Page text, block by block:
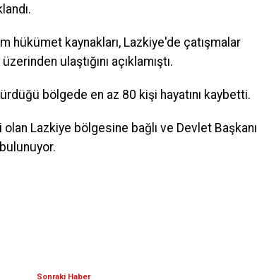
hükümet kaynakları, Lazkiye'de çatışmalar
ulaştığını açıklamıştı.
bölgede en az 80 kişi hayatını kaybetti.
Lazkiye bölgesine bağlı ve Devlet Başkanı
Sonraki Haber